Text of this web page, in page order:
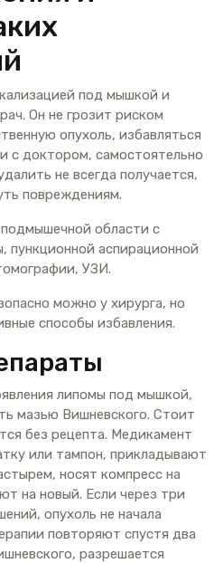
под мышкой и
Он не грозит риском
опухоль, избавляться
с доктором, самостоятельно
не всегда получается,
повреждениям.
области с
пункционной аспирационной
УЗИ.
можно у хирурга, но
способы избавления.
липомы под мышкой,
мазью Вишневского. Стоит
без рецепта. Медикамент
или тампон, прикладывают
носят компресс на
на новый. Если через три
опухоль не начала
повторяют спустя два
разрешается